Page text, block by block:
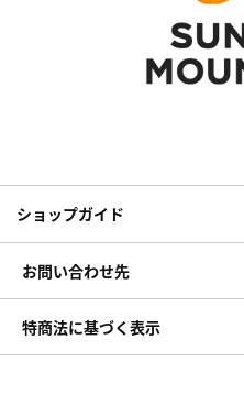
ショップガイド
お問い合わせ先
特商法に基づく表示